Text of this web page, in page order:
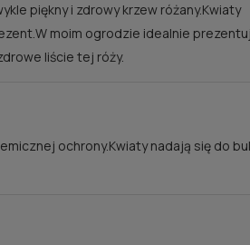
piękny i zdrowy krzew różany.Kwiaty
moim ogrodzie idealnie
liście tej róży.
ochrony.Kwiaty nadają się do